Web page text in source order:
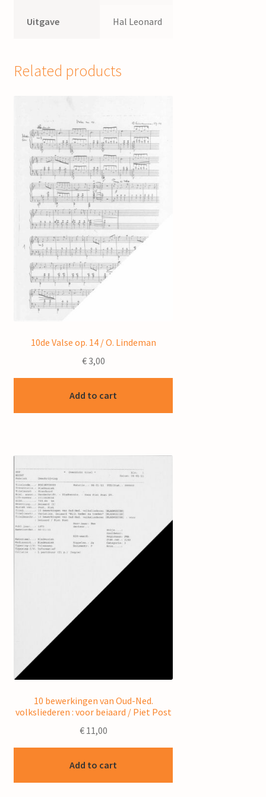
Uitgave Hal Leonard
Related products
10de Valse op. 14 / O. Lindeman
€3,00
Add to cart
10 bewerkingen van Oud-Ned.
volksliederen : voor beiaard / Piet Post
€11,00
Add to cart